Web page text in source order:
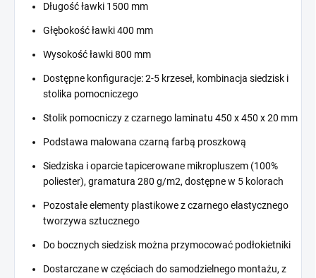
Długość ławki 1500 mm
Głębokość ławki 400 mm
Wysokość ławki 800 mm
Dostępne konfiguracje: 2-5 krzeseł, kombinacja siedzisk i
stolika pomocniczego
Stolik pomocniczy z czarnego laminatu 450 x 450 x 20 mm
Podstawa malowana czarną farbą proszkową
Siedziska i oparcie tapicerowane mikropluszem (100%
poliester), gramatura 280 g/m2, dostępne w 5 kolorach
Pozostałe elementy plastikowe z czarnego elastycznego
tworzywa sztucznego
Do bocznych siedzisk można przymocować podłokietniki
Dostarczane w częściach do samodzielnego montażu, z